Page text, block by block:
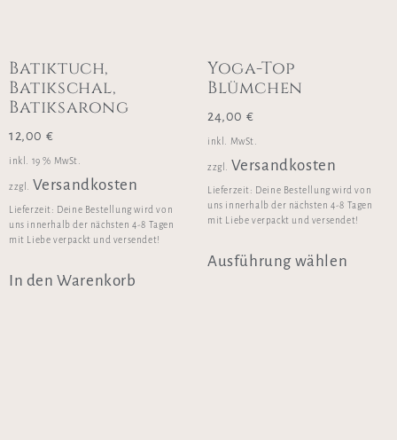
Batiktuch,
Batikschal,
Batiksarong
12,00 €
inkl. 19 % MwSt.
zzgl. Versandkosten
Lieferzeit: Deine Bestellung wird von
uns innerhalb der nächsten 4-8 Tagen
mit Liebe verpackt und versendet!
In den Warenkorb
Yoga-Top
Blümchen
24,00 €
inkl. MwSt.
zzgl. Versandkosten
Lieferzeit: Deine Bestellung wird von
uns innerhalb der nächsten 4-8 Tagen
mit Liebe verpackt und versendet!
Ausführung wählen